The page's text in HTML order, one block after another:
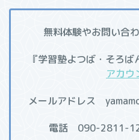
無料体験やお問い合
『学習塾よつば・そろ
アカウ
メールアドレス
電話 090-2811-